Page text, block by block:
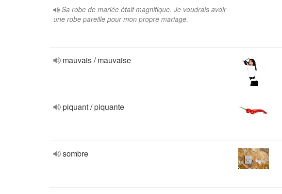
Sa robe de mariée était magnifique. Je voudrais avoir
une robe pareille pour mon propre mariage.
mauvais / mauvaise
piquant / piquante
sombre